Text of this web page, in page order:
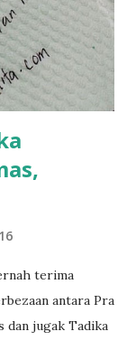
yang abg
la pulak.. tapi
ajer rebeh
terima
antara Pra
dan jugak Tadika